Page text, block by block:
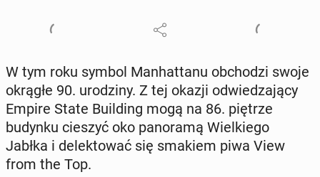
W tym roku symbol Man­hat­ta­nu ob­cho­dzi swoje
okrągłe 90. uro­dzi­ny. Z tej okazji od­wie­dza­ją­cy
Empire State Bu­il­ding mogą na 86. piętrze
budynku cieszyć oko pa­no­ra­mą Wiel­kie­go
Jabłka i de­lek­to­wać się smakiem piwa View
from the Top.